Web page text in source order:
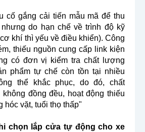
cố gắng cải tiến mẫu mã để thu
nhưng do hạn chế về trình độ kỹ
khí thì yếu về điều khiển). Công
thiếu nguồn cung cấp link kiện
có đơn vị kiểm tra chất lượng
phẩm tự chế còn tồn tại nhiều
thể khắc phục, do đó, chất
không đồng đều, hoạt động thiếu
hóc vặt, tuổi thọ thấp"
chọn lắp cửa tự động cho xe